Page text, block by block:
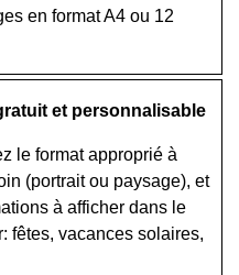
en format A4 ou 12
et personnalisable
le format approprié à
(portrait ou paysage), et
à afficher dans le
fêtes, vacances solaires,